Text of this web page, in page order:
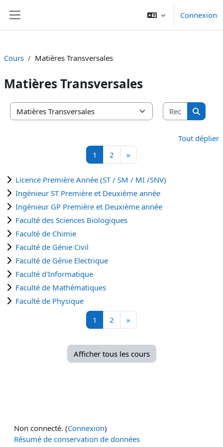
Connexion
Cours Matières Transversales
Matières Transversales
Catégories de cours
Tout déplier
1 Page 1
2 Page 2
»
Licence Première Année (ST / SM / MI /SNV)
Ingénieur ST Première et Deuxième année
Ingénieur GP Première et Deuxième année
Faculté des Sciences Biologiques
Faculté de Chimie
Faculté de Génie Civil
Faculté de Génie Electrique
Faculté d'Informatique
Faculté de Mathématiques
Faculté de Physique
1 Page 1
2 Page 2
»
Afficher tous les cours
Non connecté. (Connexion)
Résumé de conservation de données